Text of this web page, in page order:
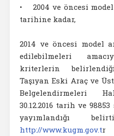
• 2004 ve öncesi model
tarihine kadar,
2014 ve öncesi model
edilebilmeleri
kriterlerin
Taşıyan Eski Araç ve
Belgelendirmeleri
30.12.2016 tarih ve
yayımlandığı
http://www.kugm.gov.tr